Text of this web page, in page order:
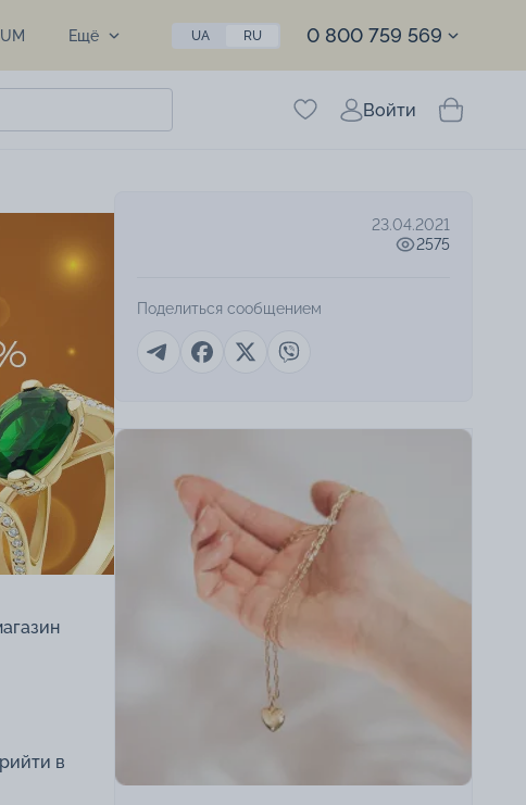
Ещё UA RU 0 800 759 569
Войти
в
23.04.2021
2575
Поделиться сообщением